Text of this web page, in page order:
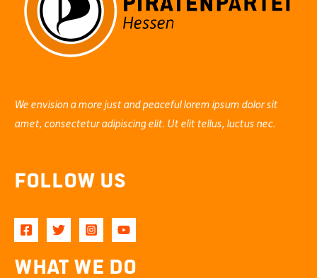
We envision a more just and peaceful lorem ipsum dolor sit
amet, consectetur adipiscing elit. Ut elit tellus, luctus nec.
Follow Us
What We Do